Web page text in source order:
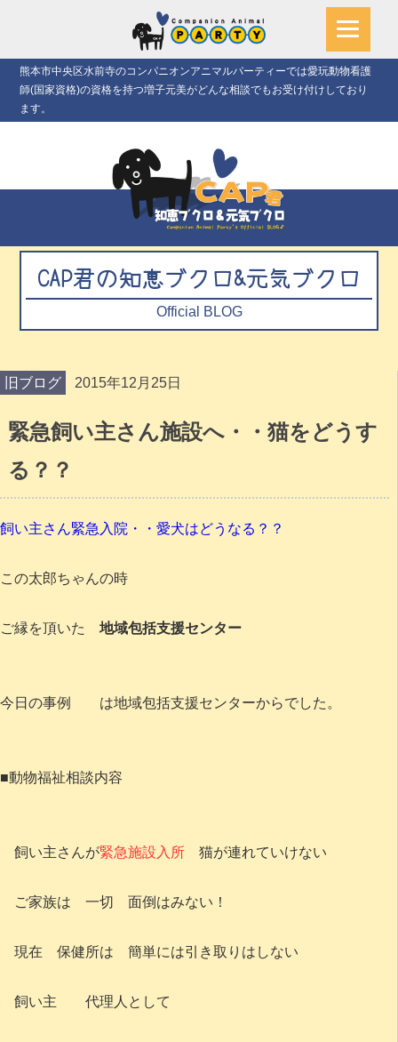
熊本市中央区水前寺のコンパニオンアニマルパーティーでは愛玩動物看護
師(国家資格)の資格を持つ増子元美がどんな相談でもお受け付けしており
ます。
CAP君の知恵ブクロ&元気ブクロ
Official BLOG
旧ブログ 2015年12月25日
緊急飼い主さん施設へ・・猫をどうす
る？？
飼い主さん緊急入院・・愛犬はどうなる？？
この太郎ちゃんの時
ご縁を頂いた 地域包括支援センター
今日の事例 は地域包括支援センターからでした。
■動物福祉相談内容
飼い主さんが緊急施設入所 猫が連れていけない
ご家族は 一切 面倒はみない！
現在 保健所は 簡単には引き取りはしない
飼い主 代理人として